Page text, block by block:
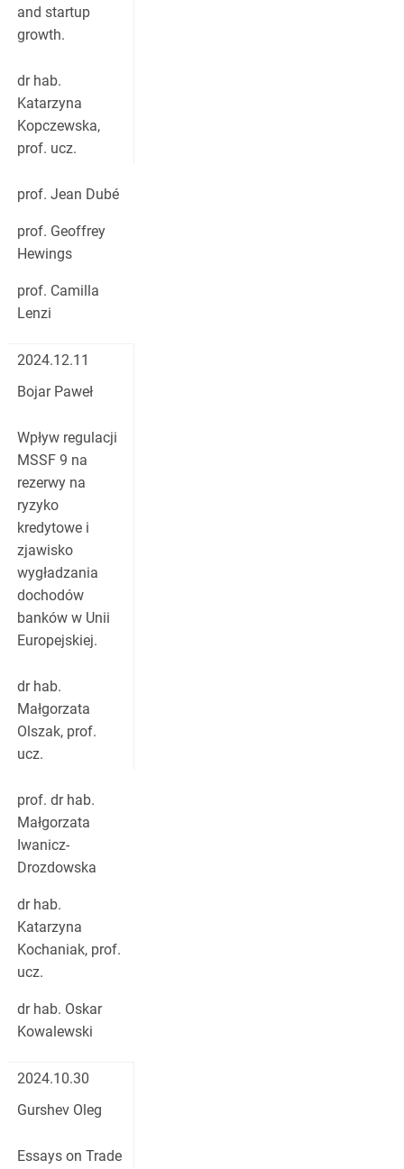
and startup
growth.
dr hab.
Katarzyna
Kopczewska,
prof. ucz.
prof. Jean Dubé
prof. Geoffrey
Hewings
prof. Camilla
Lenzi
2024.12.11
Bojar Paweł
Wpływ regulacji
MSSF 9 na
rezerwy na
ryzyko
kredytowe i
zjawisko
wygładzania
dochodów
banków w Unii
Europejskiej.
dr hab.
Małgorzata
Olszak, prof.
ucz.
prof. dr hab.
Małgorzata
Iwanicz-
Drozdowska
dr hab.
Katarzyna
Kochaniak, prof.
ucz.
dr hab. Oskar
Kowalewski
2024.10.30
Gurshev Oleg
Essays on Trade